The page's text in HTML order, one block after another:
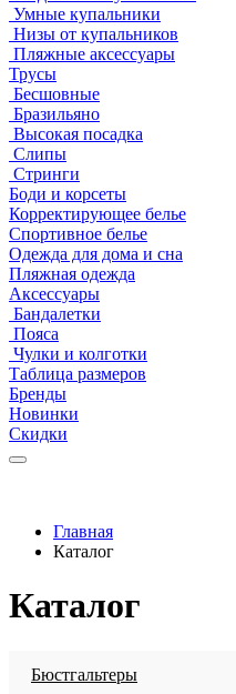
Умные купальники
Низы от купальников
Пляжные аксессуары
Трусы
Бесшовные
Бразильяно
Высокая посадка
Слипы
Стринги
Боди и корсеты
Корректирующее белье
Спортивное белье
Одежда для дома и сна
Пляжная одежда
Аксессуары
Бандалетки
Пояса
Чулки и колготки
Таблица размеров
Бренды
Новинки
Скидки
Главная
Каталог
Каталог
Бюстгальтеры